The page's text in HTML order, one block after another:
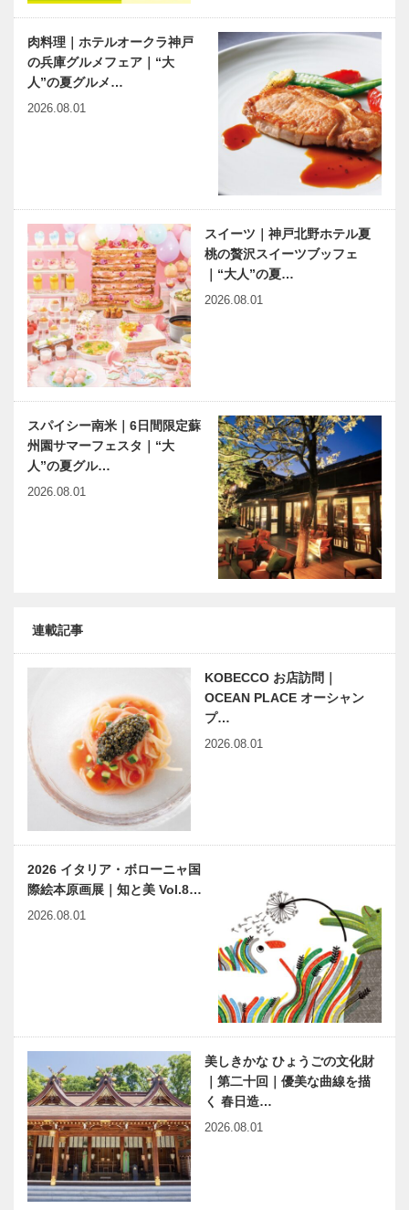
「がん光免疫
療法」その後
有馬温泉史略 第十四席
（最終回）｜震災から立ち
上がり未来へと歩む湯の街
Kiss PRESS×KOBECCO
｜「バレンタインチョコ」
平
木のすまいプ
ロジェクト｜
平尾工務店｜
畳編｜Vol.6
NEKOBE｜
vol.52｜ダイ
ニングカフェ
SOCO ポー
トピアホテル
肉料理｜ホテルオークラ神戸
の兵庫グルメフェア｜“大
人”の夏グルメ…
2026.08.01
スイーツ｜神戸北野ホテル夏
桃の贅沢スイーツブッフェ
｜“大人”の夏…
2026.08.01
スパイシー南米｜6日間限定蘇
州園サマーフェスタ｜“大
人”の夏グル…
2026.08.01
連載記事
KOBECCO お店訪問｜
OCEAN PLACE オーシャン
プ…
2026.08.01
2026 イタリア・ボローニャ国
際絵本原画展｜知と美 Vol.8…
2026.08.01
美しきかな ひょうごの文化財
｜第二十回｜優美な曲線を描
く 春日造…
2026.08.01